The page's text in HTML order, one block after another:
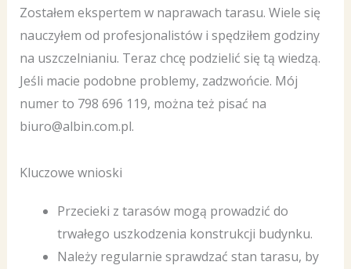
Zostałem ekspertem w naprawach tarasu. Wiele się
nauczyłem od profesjonalistów i spędziłem godziny
na uszczelnianiu. Teraz chcę podzielić się tą wiedzą.
Jeśli macie podobne problemy, zadzwońcie. Mój
numer to 798 696 119, można też pisać na
biuro@albin.com.pl.
Kluczowe wnioski
Przecieki z tarasów mogą prowadzić do
trwałego uszkodzenia konstrukcji budynku.
Należy regularnie sprawdzać stan tarasu, by